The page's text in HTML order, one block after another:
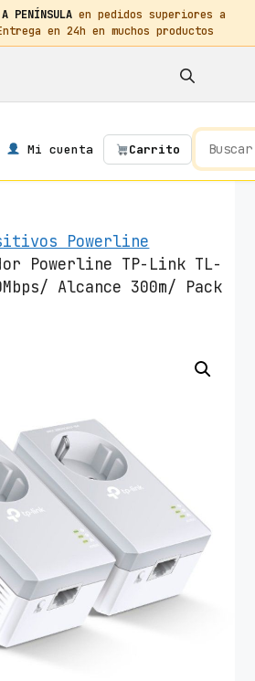
PENÍNSULA en pedidos superiores a
en 24h en muchos productos
Mi cuenta Carrito
Powerline
Powerline TP-Link TL-
Alcance 300m/ Pack